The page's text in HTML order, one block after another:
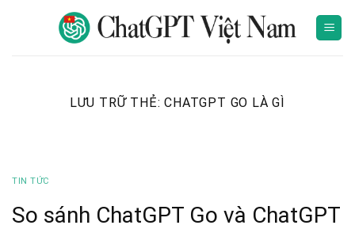
LƯU TRỮ THẺ:CHATGPT GO LÀ GÌ
TIN TỨC
So sánh ChatGPT Go và ChatGPT